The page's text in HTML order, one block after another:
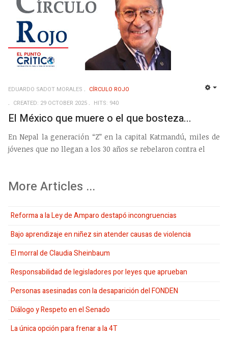
EDUARDO SADOT MORALES
CÍRCULO ROJO
CREATED: 29 OCTOBER 2025
HITS: 940
El México que muere o el que bosteza...
En Nepal la generación “Z” en la capital Katmandú, miles de
jóvenes que no llegan a los 30 años se rebelaron contra el
More Articles ...
Reforma a la Ley de Amparo destapó incongruencias
Bajo aprendizaje en niñez sin atender causas de violencia
El morral de Claudia Sheinbaum
Responsabilidad de legisladores por leyes que aprueban
Personas asesinadas con la desaparición del FONDEN
Diálogo y Respeto en el Senado
La única opción para frenar a la 4T